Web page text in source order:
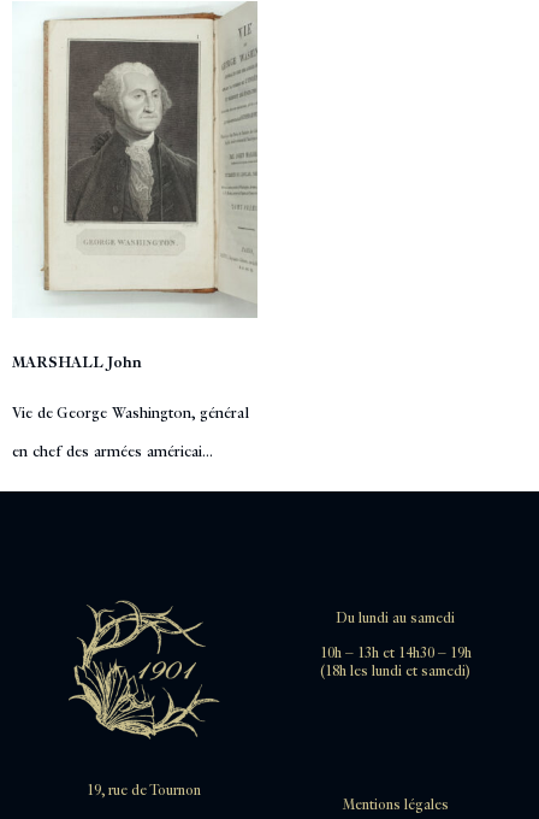
MARSHALL John
Vie de George Washington, général
en chef des armées américai...
Du lundi au samedi
10h – 13h et 14h30 – 19h
(18h les lundi et samedi)
19, rue de Tournon
Mentions légales